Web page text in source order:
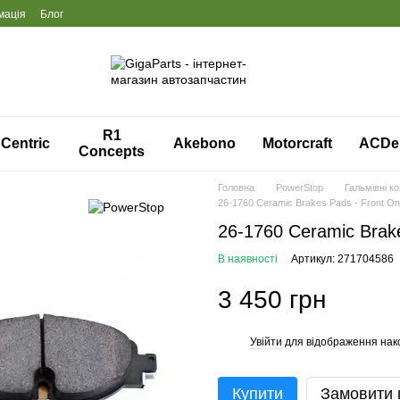
Блог
Centric
R1
Concepts
Akebono Motorcraft
Головна PowerStop
Гальмівні
26-1760 Ceramic Brakes Pads - Front
26-1760 Ceramic
В наявності Артикул: 271704586
3 450 грн
Увійти для відображення
Купити Замовити